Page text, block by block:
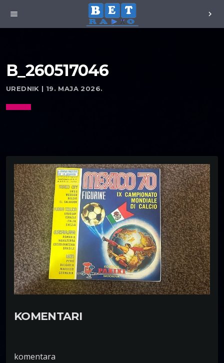
menu chevron_right
B_260517046
UREDNIK | 19. MAJA 2026.
KOMENTARI
komentara